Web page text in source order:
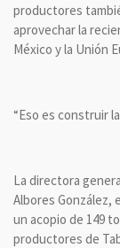
productores
aprovechar la
México y la Unión
“Eso es construir
La directora
Albores González,
un acopio de 149
productores de